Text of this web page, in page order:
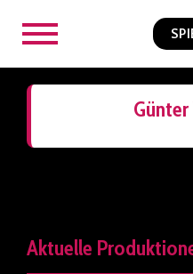
Aktuelle